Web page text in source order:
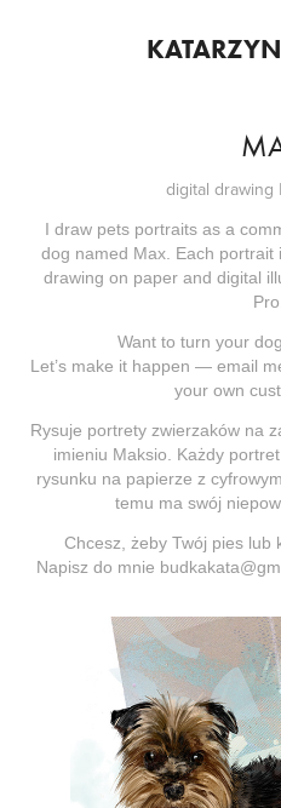
digital drawing
I draw pets portraits as a
dog named Max. Each
drawing on paper and digital
Pro.
Want to turn your
Let’s make it happen — email
your own
Rysuje portrety zwierzaków na
imieniu Maksio. Każdy
rysunku na papierze z
temu ma swój
Chcesz, żeby Twój pies lub
Napisz do mnie